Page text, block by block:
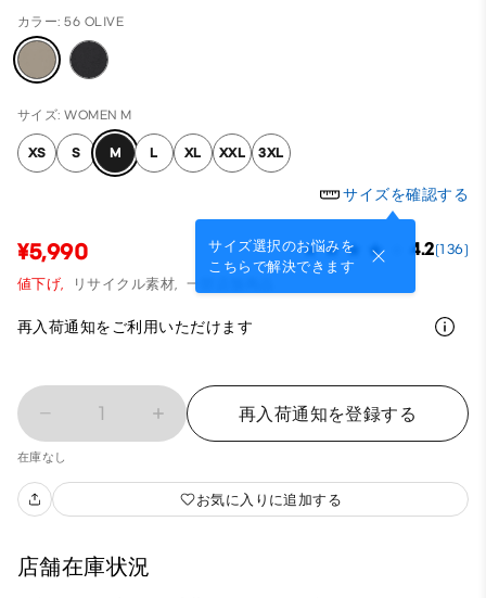
カラー: 56 OLIVE
サイズ: WOMEN M
XS S M L XL XXL 3XL
サイズを確認する
サイズ選択のお悩みを
こちらで解決できます
¥5,990 4.2(136)
値下げ, リサイクル素材, 一部店舗商品
再入荷通知をご利用いただけます
1 再入荷通知を登録する
在庫なし
お気に入りに追加する
店舗在庫状況